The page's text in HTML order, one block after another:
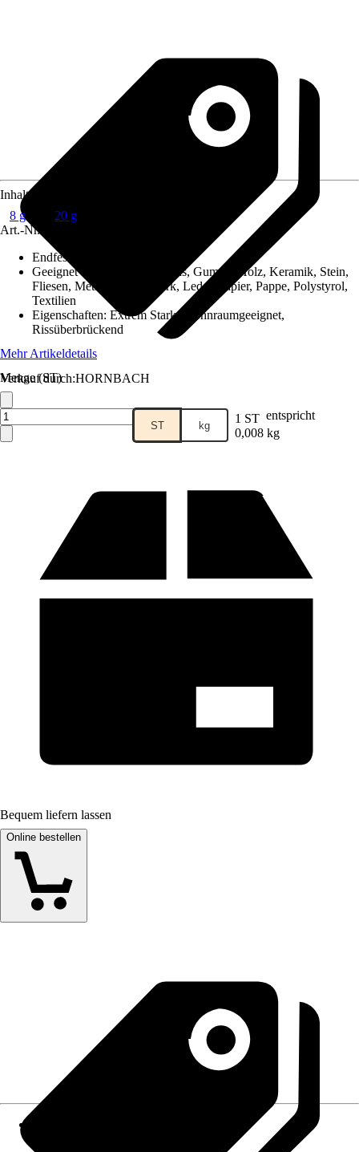
Verkauf durch:HORNBACH
Inhalt
8 g
20 g
Art.-Nr.
Endfestigkeit nach ca.
Geeignet für Untergrund
Glas, Gummi, Holz, Keramik, Stein,
Fliesen, Metall, Beton, Kork, Leder, Papier, Pappe, Polystyrol,
Textilien
Eigenschaften: Extrem Stark, Wohnraumgeeignet,
Rissüberbrückend
Mehr Artikeldetails
Menge (ST)
ST kg 1 ST entspricht
0,008 kg
Bequem liefern lassen
Online bestellen